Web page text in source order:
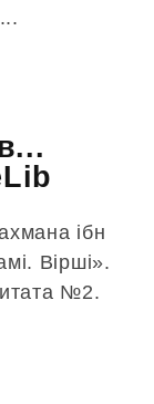
ібн
Вірші».
№2.